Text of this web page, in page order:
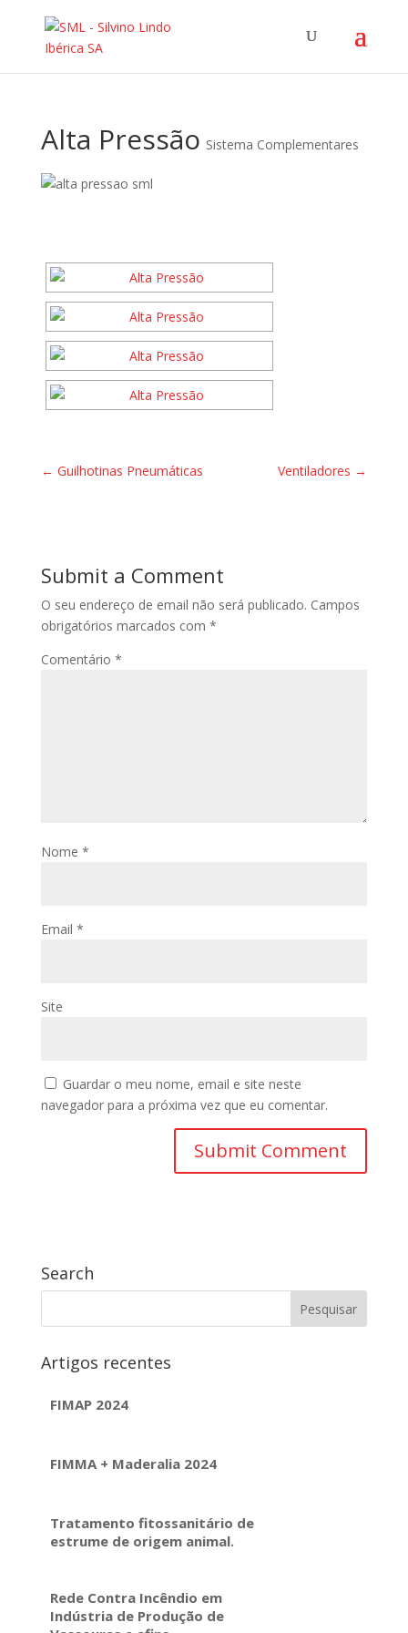
Alta Pressão Sistema Complementares
← Guilhotinas Pneumáticas Ventiladores →
Submit a Comment
O seu endereço de email não será publicado. Campos
obrigatórios marcados com *
Comentário *
Nome *
Email *
Site
Guardar o meu nome, email e site neste
navegador para a próxima vez que eu comentar.
Search
Artigos recentes
FIMAP 2024
FIMMA + Maderalia 2024
Tratamento fitossanitário de
estrume de origem animal.
Rede Contra Incêndio em
Indústria de Produção de